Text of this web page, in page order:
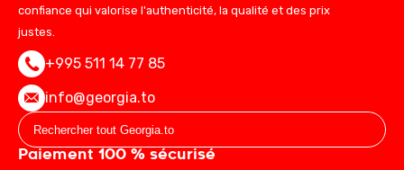
confiance qui valorise l'authenticité, la qualité et des prix
justes.
+995 511 14 77 85
info@georgia.to
Paiement 100 % sécurisé